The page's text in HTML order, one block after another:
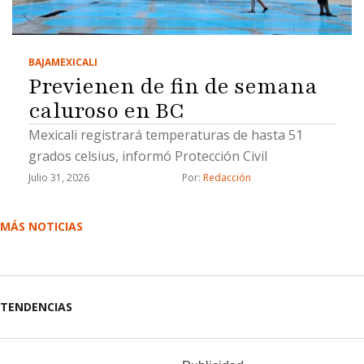
BAJAMEXICALI
Previenen de fin de semana
caluroso en BC
Mexicali registrará temperaturas de hasta 51
grados celsius, informó Protección Civil
Julio 31, 2026 Por: Redacción
MÁS NOTICIAS
TENDENCIAS